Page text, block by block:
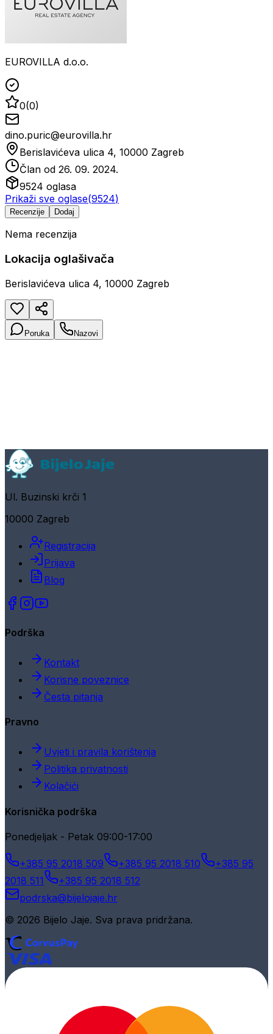
EUROVILLA d.o.o.
0(0)
dino.puric@eurovilla.hr
Berislavićeva ulica 4, 10000 Zagreb
Član od 26. 09. 2024.
9524 oglasa
Prikaži sve oglase(9524)
Recenzije Dodaj
Nema recenzija
Lokacija oglašivača
Berislavićeva ulica 4, 10000 Zagreb
Poruka Nazovi
Ul. Buzinski krči 1
10000 Zagreb
Registracija
Prijava
Blog
Podrška
Kontakt
Korisne poveznice
Česta pitanja
Pravno
Uvjeti i pravila korištenja
Politika privatnosti
Kolačići
Korisnička podrška
Ponedjeljak - Petak 09:00-17:00
+385 95 2018 509 +385 95 2018 510
+385 95
2018 511
+385 95 2018 512
podrska@bijelojaje.hr
© 2026 Bijelo Jaje. Sva prava pridržana.